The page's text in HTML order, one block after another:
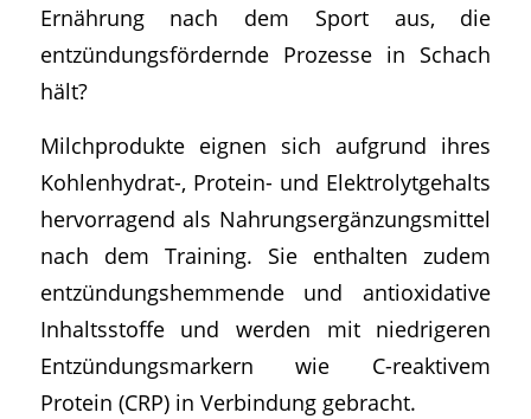
Ernährung nach dem Sport aus, die
entzündungsfördernde Prozesse in Schach
hält?
Milchprodukte eignen sich aufgrund ihres
Kohlenhydrat-, Protein- und Elektrolytgehalts
hervorragend als Nahrungsergänzungsmittel
nach dem Training. Sie enthalten zudem
entzündungshemmende und antioxidative
Inhaltsstoffe und werden mit niedrigeren
Entzündungsmarkern wie C-reaktivem
Protein (CRP) in Verbindung gebracht.